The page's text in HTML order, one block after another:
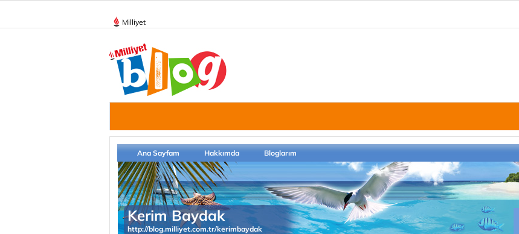
Milliyet
Ana Sayfam Hakkımda Bloglarım
Kerim Baydak
http://blog.milliyet.com.tr/kerimbaydak